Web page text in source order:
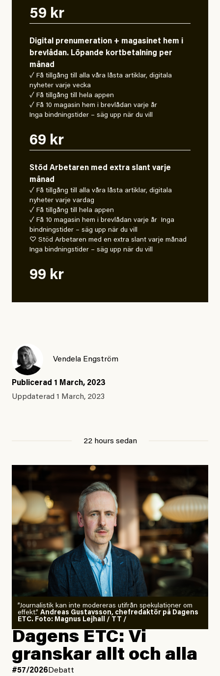
59 kr
Digital prenumeration + magasinet hem i
brevlådan. Löpande kortbetalning per
månad
✓ Få tillgång till alla våra låsta artiklar, digitala
nyheter varje vecka
✓ Få tillgång till hela appen
✓ Få 10 magasin hem i brevlådan varje år
Inga bindningstider – säg upp när du vill
69 kr
Stöd Arbetaren med extra slant varje
månad
✓ Få tillgång till alla våra låsta artiklar, digitala
nyheter varje vardag
✓ Få tillgång till hela appen
✓ Få 10 magasin hem i brevlådan varje år Inga
bindningstider – säg upp när du vill
♡ Stöd Arbetaren med en extra slant varje månad
Inga bindningstider – säg upp när du vill
99 kr
Vendela Engström
Publicerad 1 March, 2023
Uppdaterad 1 March, 2023
22 hours sedan
”Journalistik kan inte modereras utifrån spekulationer om
effekt.” Andreas Gustavsson, chefredaktör på Dagens
ETC. Foto: Magnus Lejhall / TT /
Dagens ETC: Vi
granskar allt och alla
#57/2026 Debatt